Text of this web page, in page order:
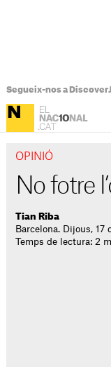
Segueix-nos a Discover
OPINIÓ
No fotre
Tian Riba
Barcelona. Dijous,
Temps de lectura: 2